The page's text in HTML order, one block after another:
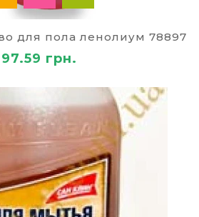
кроме универсальных, вы
и купить моющее
и автомойках;
бассейнов,
другие категории
рады предложить по
офисные
для пола ленолиум 78897
97.59 грн.